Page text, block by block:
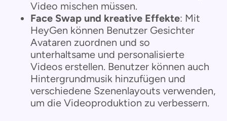
Video mischen müssen.
Face Swap und kreative Effekte: Mit
HeyGen können Benutzer Gesichter
Avataren zuordnen und so
unterhaltsame und personalisierte
Videos erstellen. Benutzer können auch
Hintergrundmusik hinzufügen und
verschiedene Szenenlayouts verwenden,
um die Videoproduktion zu verbessern.